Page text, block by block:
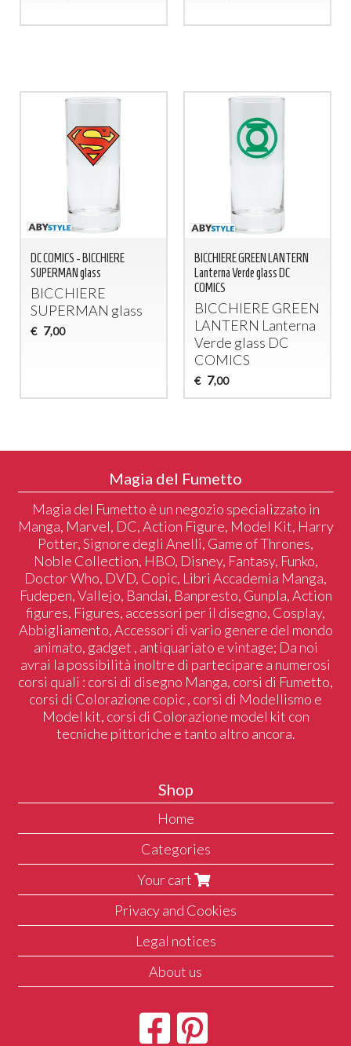
DC COMICS - BICCHIERE
SUPERMAN glass
BICCHIERE
SUPERMAN glass
€ 7,00
BICCHIERE GREEN LANTERN
Lanterna Verde glass DC
COMICS
BICCHIERE GREEN
LANTERN Lanterna
Verde glass DC
COMICS
€ 7,00
Magia del Fumetto
Magia del Fumetto è un negozio specializzato in
Manga, Marvel, DC, Action Figure, Model Kit, Harry
Potter, Signore degli Anelli, Game of Thrones,
Noble Collection, HBO, Disney, Fantasy, Funko,
Doctor Who, DVD, Copic, Libri Accademia Manga,
Fudepen, Vallejo, Bandai, Banpresto, Gunpla, Action
figures, Figures, accessori per il disegno, Cosplay,
Abbigliamento, Accessori di vario genere del mondo
animato, gadget , antiquariato e vintage; Da noi
avrai la possibilità inoltre di partecipare a numerosi
corsi quali : corsi di disegno Manga, corsi di Fumetto,
corsi di Colorazione copic , corsi di Modellismo e
Model kit, corsi di Colorazione model kit con
tecniche pittoriche e tanto altro ancora.
Shop
Home
Categories
Your cart
Privacy and Cookies
Legal notices
About us